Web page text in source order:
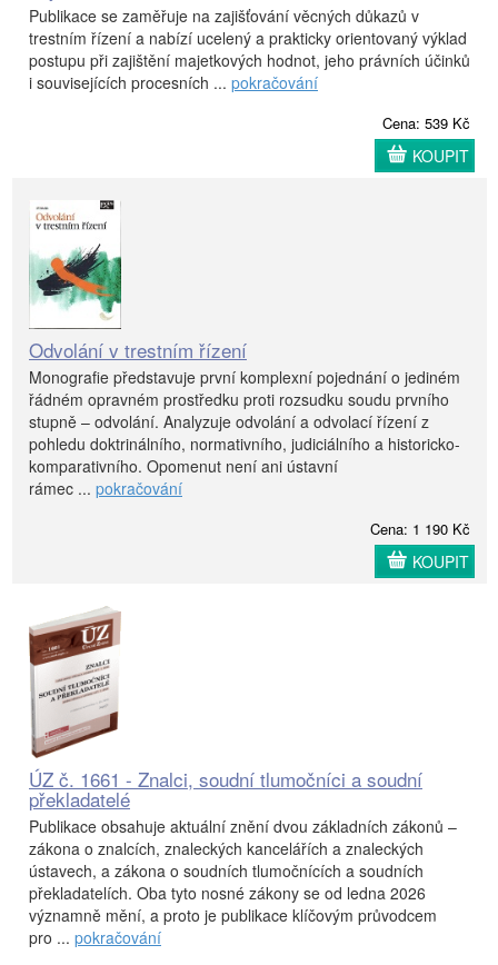
Publikace se zaměřuje na zajišťování věcných důkazů v
trestním řízení a nabízí ucelený a prakticky orientovaný výklad
postupu při zajištění majetkových hodnot, jeho právních účinků
i souvisejících procesních ... pokračování
Cena: 539 Kč
KOUPIT
Odvolání v trestním řízení
Monografie představuje první komplexní pojednání o jediném
řádném opravném prostředku proti rozsudku soudu prvního
stupně – odvolání. Analyzuje odvolání a odvolací řízení z
pohledu doktrinálního, normativního, judiciálního a historicko-
komparativního. Opomenut není ani ústavní
rámec ... pokračování
Cena: 1 190 Kč
KOUPIT
ÚZ č. 1661 - Znalci, soudní tlumočníci a soudní
překladatelé
Publikace obsahuje aktuální znění dvou základních zákonů –
zákona o znalcích, znaleckých kancelářích a znaleckých
ústavech, a zákona o soudních tlumočnících a soudních
překladatelích. Oba tyto nosné zákony se od ledna 2026
významně mění, a proto je publikace klíčovým průvodcem
pro ... pokračování